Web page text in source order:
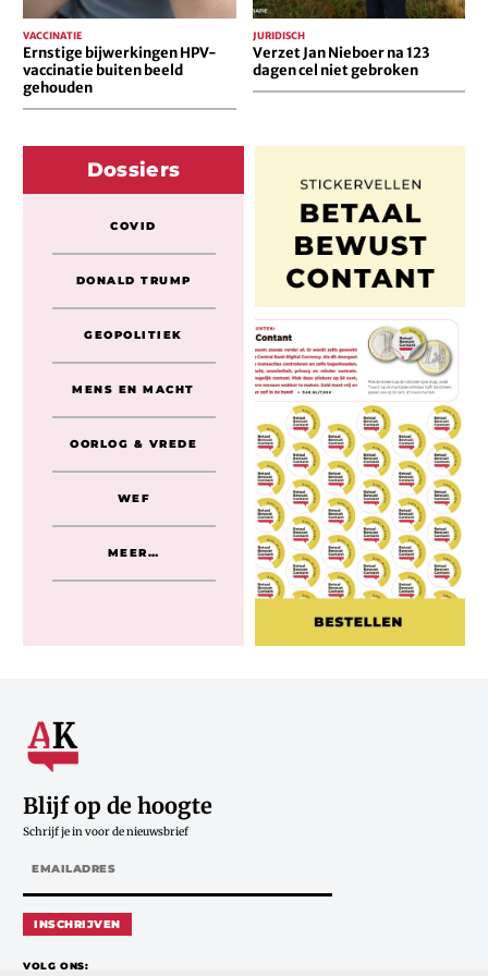
Ernstige bijwerkingen HPV-
vaccinatie buiten beeld
gehouden
VACCINATIE
Verzet Jan Nieboer na 123
dagen cel niet gebroken
JURIDISCH
Dossiers
COVID
DONALD TRUMP
GEOPOLITIEK
MENS EN MACHT
OORLOG & VREDE
WEF
MEER…
Blijf op de hoogte
Schrijf je in voor de nieuwsbrief
INSCHRIJVEN
VOLG ONS: